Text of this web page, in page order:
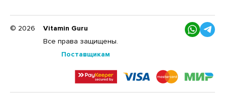
© 2026
Vitamin Guru
Все права защищены.
Поставщикам